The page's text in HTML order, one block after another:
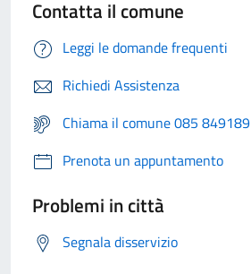
Contatta il comune
Leggi le domande frequenti
Richiedi Assistenza
Chiama il comune 085 849189
Prenota un appuntamento
Problemi in città
Segnala disservizio